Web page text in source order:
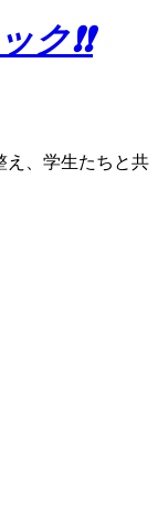
❗❗
え、学生たちと共